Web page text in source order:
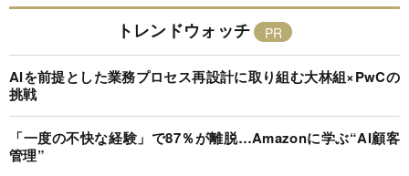
トレンドウォッチ
AIを前提とした業務プロセス再設計に取り組む大林組×PwCの
挑戦
「一度の不快な経験」で87％が離脱…Amazonに学ぶ“AI顧客
管理”